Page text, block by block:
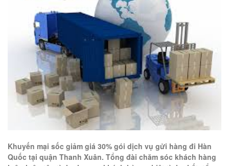
Khuyến mại sốc giảm giá 30% gói dịch vụ gửi hàng đi Hàn
Quốc tại quận Thanh Xuân. Tổng đài chăm sóc khách hàng